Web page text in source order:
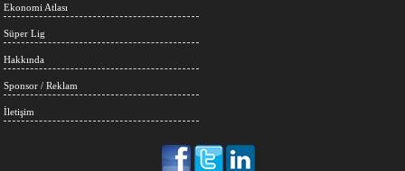
Ekonomi Atlası
Süper Lig
Hakkında
Sponsor / Reklam
İletişim